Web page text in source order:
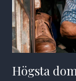
Högsta